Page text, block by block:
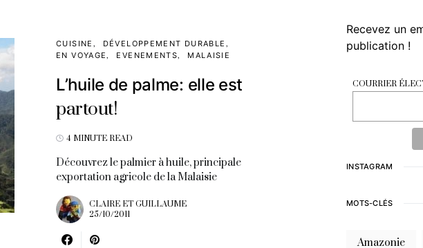
CUISINE
DÉVELOPPEMENT DURABLE
EN VOYAGE
EVENEMENTS MALAISIE
L’huile de palme: elle est
partout!
4 MINUTE READ
Découvrez le palmier à huile, principale
exportation agricole de la Malaisie
CLAIRE ET GUILLAUME
25/10/2011
Recevez un
publication !
COURRIER
INSTAGRAM
MOTS-CLÉS
Amazonie